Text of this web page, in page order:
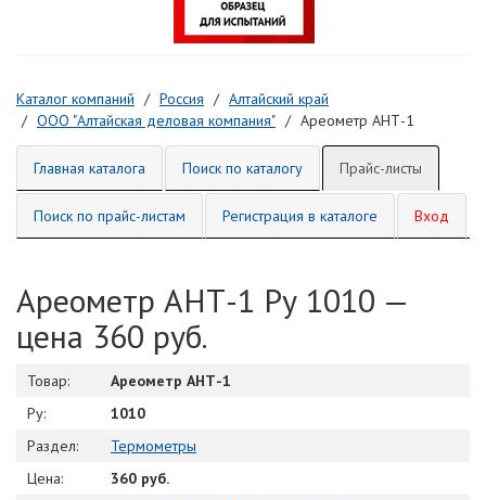
Каталог компаний Россия
Алтайский край
ООО "Алтайская деловая компания"
Ареометр АНТ-1
Главная каталога Поиск по каталогу Прайс-листы
Поиск по прайс-листам Регистрация в каталоге Вход
Ареометр АНТ-1 Ру 1010 —
цена 360 руб.
Товар:
Ареометр АНТ-1
Ру:
1010
Раздел:
Термометры
Цена:
360 руб.